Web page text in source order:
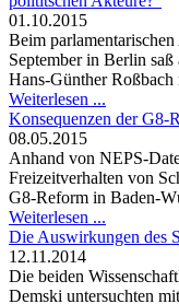
01.10.2015
Beim
September in Berlin
Hans-Günther
Weiterlesen ...
Konsequenzen der G8-
08.05.2015
Anhand von NEPS-
Freizeitverhalten von
G8-Reform in Baden-
Weiterlesen ...
Die Auswirkungen des
12.11.2014
Die beiden
Demski untersuchten